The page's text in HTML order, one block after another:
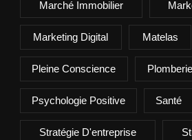
Marché Immobilier
Marketing Digital Matelas
Pleine Conscience Plomberie
Psychologie Positive Santé
Stratégie D'entreprise